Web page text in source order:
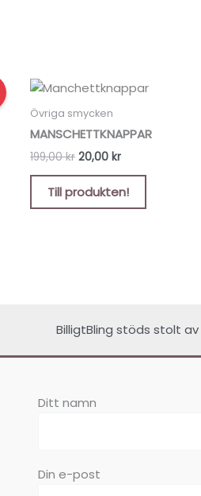
Övriga smycken
MANSCHETTKNAPPAR
199,00kr
Det
ursprungliga
priset
199,00 kr.
20,00 kr
Det
nuvarande
20,00 kr.
Till produkten!
BilligtBling stöds stolt av
Ditt namn
Din e-post